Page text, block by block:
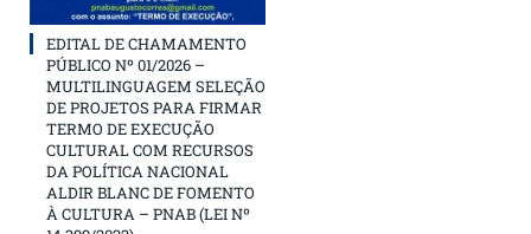
EDITAL DE CHAMAMENTO
PÚBLICO Nº 01/2026 –
MULTILINGUAGEM SELEÇÃO
DE PROJETOS PARA FIRMAR
TERMO DE EXECUÇÃO
CULTURAL COM RECURSOS
DA POLÍTICA NACIONAL
ALDIR BLANC DE FOMENTO
À CULTURA – PNAB (LEI Nº